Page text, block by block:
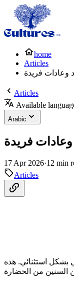
home
Articles
وعادات فريدة
Articles
Available
Arabic
وعادات فريدة
17 Apr 2026·12 min
Articles
استثنائي. هذه